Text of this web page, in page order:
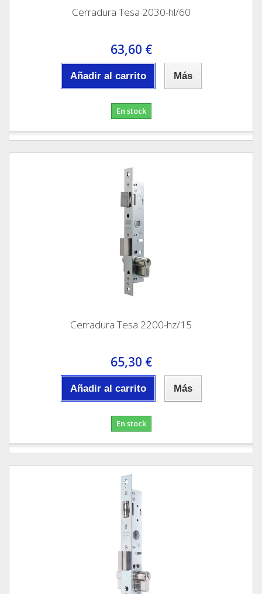
Cerradura Tesa 2030-hl/60
63,60 €
Añadir al carrito Más
En stock
Cerradura Tesa 2200-hz/15
65,30 €
Añadir al carrito Más
En stock